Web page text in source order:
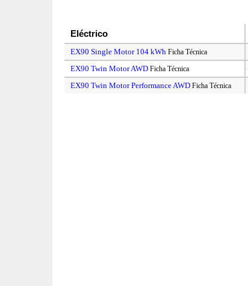
Eléctrico
EX90 Single Motor 104 kWh Ficha Técnica
EX90 Twin Motor AWD Ficha Técnica
EX90 Twin Motor Performance AWD Ficha Técnica